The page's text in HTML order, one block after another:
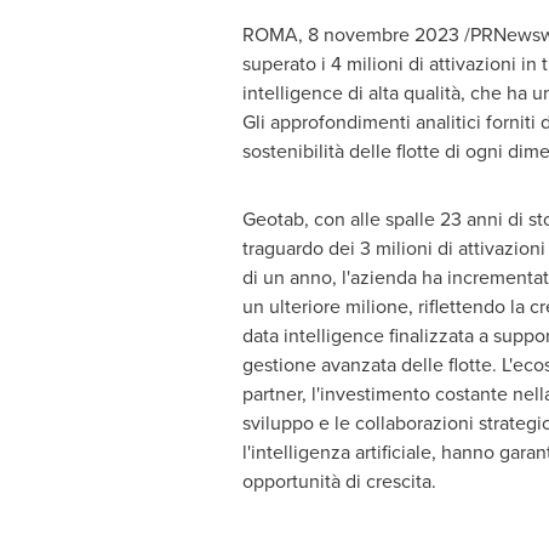
ROMA, 8 novembre 2023 /
superato i 4 milioni di attivazioni in
intelligence di alta qualità, che ha
Gli approfondimenti analitici forniti
sostenibilità delle flotte di ogni
Geotab, con alle spalle 23 anni di
traguardo dei 3 milioni di
di un anno, l'azienda ha
un ulteriore milione, riflettendo la
data intelligence finalizzata a
gestione avanzata delle flotte.
partner, l'investimento costante
sviluppo e le collaborazioni
l'intelligenza artificiale, hanno
opportunità di crescita.